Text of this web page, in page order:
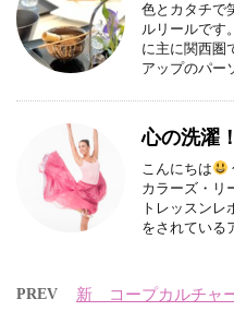
色とカタチで
ルリールです
に主に関西圏
アップのパー
心の洗濯
こんにちは
カラーズ・リ
トレッスンレ
をされている
PREV 新 コープカルチャ